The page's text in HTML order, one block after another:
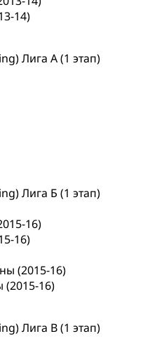
14)
Лига А (1 этап)
Лига Б (1 этап)
16)
16)
Лига В (1 этап)